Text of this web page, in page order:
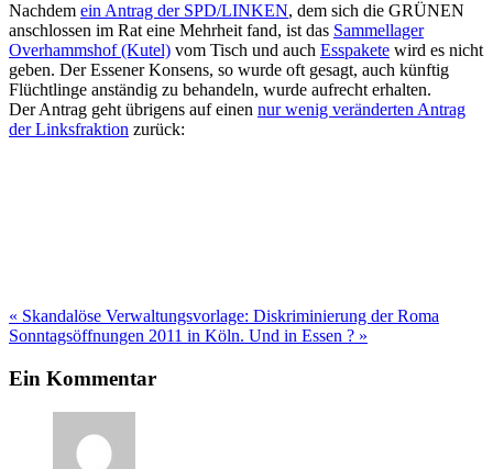
Nachdem ein Antrag der SPD/LINKEN, dem sich die GRÜNEN
anschlossen im Rat eine Mehrheit fand, ist das Sammellager
Overhammshof (Kutel) vom Tisch und auch Esspakete wird es nicht
geben. Der Essener Konsens, so wurde oft gesagt, auch künftig
Flüchtlinge anständig zu behandeln, wurde aufrecht erhalten.
Der Antrag geht übrigens auf einen nur wenig veränderten Antrag
der Linksfraktion zurück:
Beitragsnavigation
« Skandalöse Verwaltungsvorlage: Diskriminierung der Roma
Sonntagsöffnungen 2011 in Köln. Und in Essen ? »
Ein Kommentar